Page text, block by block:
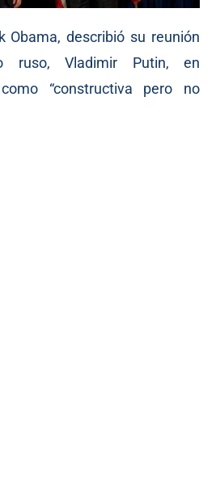
Obama, describió su reunión
ruso, Vladimir Putin, en
“constructiva pero no